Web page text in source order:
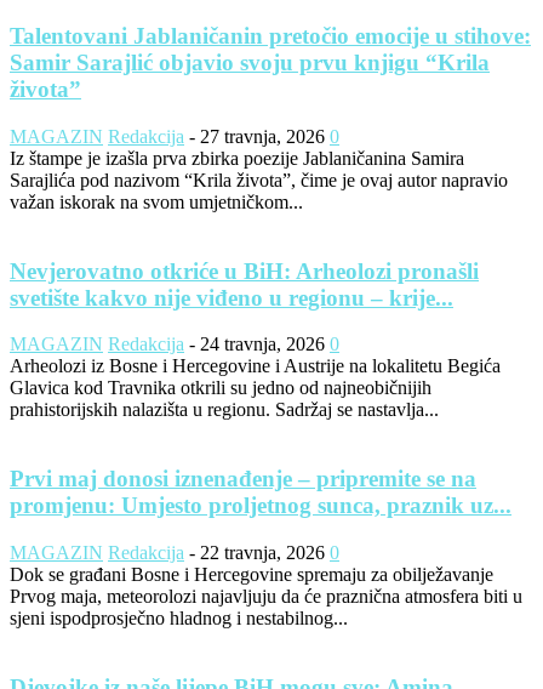
Talentovani Jablaničanin pretočio emocije u stihove:
Samir Sarajlić objavio svoju prvu knjigu “Krila
života”
MAGAZIN Redakcija - 27 travnja, 2026 0
Iz štampe je izašla prva zbirka poezije Jablaničanina Samira
Sarajlića pod nazivom “Krila života”, čime je ovaj autor napravio
važan iskorak na svom umjetničkom...
Nevjerovatno otkriće u BiH: Arheolozi pronašli
svetište kakvo nije viđeno u regionu – krije...
MAGAZIN Redakcija - 24 travnja, 2026 0
Arheolozi iz Bosne i Hercegovine i Austrije na lokalitetu Begića
Glavica kod Travnika otkrili su jedno od najneobičnijih
prahistorijskih nalazišta u regionu. Sadržaj se nastavlja...
Prvi maj donosi iznenađenje – pripremite se na
promjenu: Umjesto proljetnog sunca, praznik uz...
MAGAZIN Redakcija - 22 travnja, 2026 0
Dok se građani Bosne i Hercegovine spremaju za obilježavanje
Prvog maja, meteorolozi najavljuju da će praznična atmosfera biti u
sjeni ispodprosječno hladnog i nestabilnog...